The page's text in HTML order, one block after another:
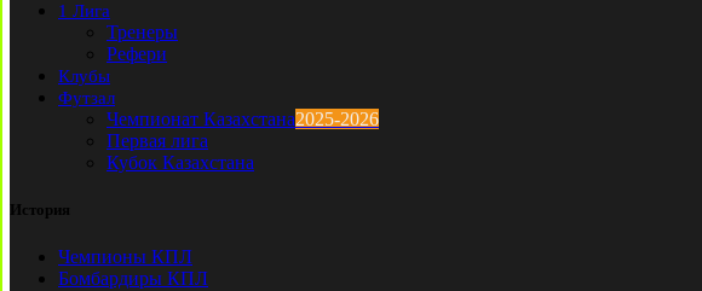
1 Лига
Тренеры
Рефери
Клубы
Футзал
Чемпионат Казахстана2025-2026
Первая лига
Кубок Казахстана
История
Чемпионы КПЛ
Бомбардиры КПЛ